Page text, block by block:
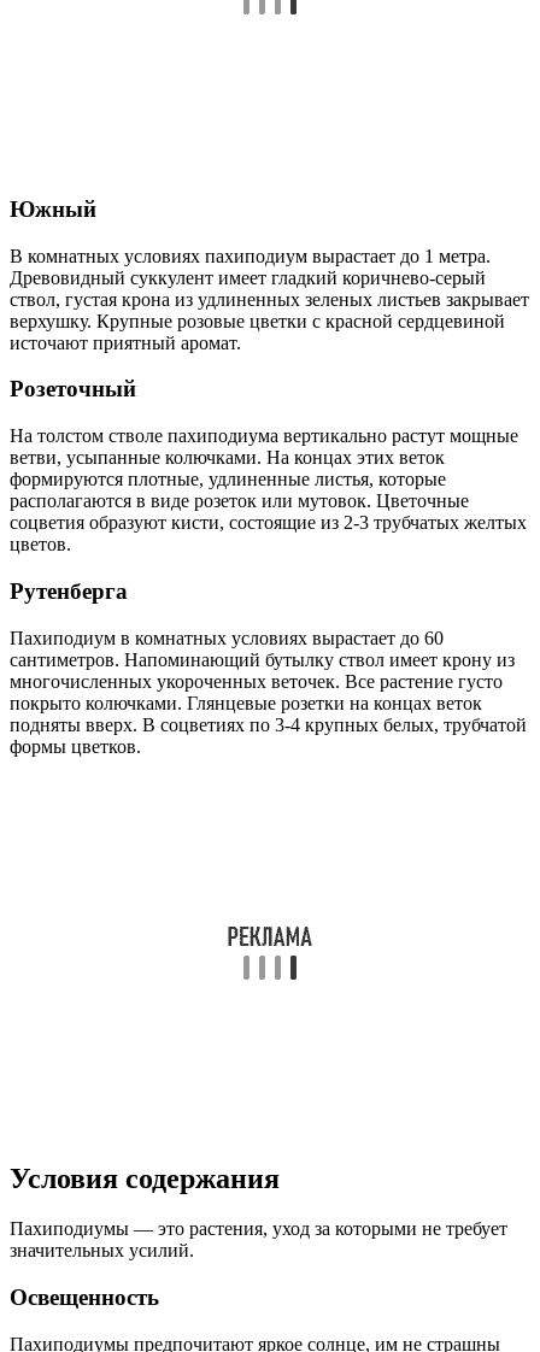
Южный
В комнатных условиях пахиподиум вырастает до 1 метра.
Древовидный суккулент имеет гладкий коричнево-серый
ствол, густая крона из удлиненных зеленых листьев закрывает
верхушку. Крупные розовые цветки с красной сердцевиной
источают приятный аромат.
Розеточный
На толстом стволе пахиподиума вертикально растут мощные
ветви, усыпанные колючками. На концах этих веток
формируются плотные, удлиненные листья, которые
располагаются в виде розеток или мутовок. Цветочные
соцветия образуют кисти, состоящие из 2-3 трубчатых желтых
цветов.
Рутенберга
Пахиподиум в комнатных условиях вырастает до 60
сантиметров. Напоминающий бутылку ствол имеет крону из
многочисленных укороченных веточек. Все растение густо
покрыто колючками. Глянцевые розетки на концах веток
подняты вверх. В соцветиях по 3-4 крупных белых, трубчатой
формы цветков.
Условия содержания
Пахиподиумы — это растения, уход за которыми не требует
значительных усилий.
Освещенность
Пахиподиумы предпочитают яркое солнце, им не страшны